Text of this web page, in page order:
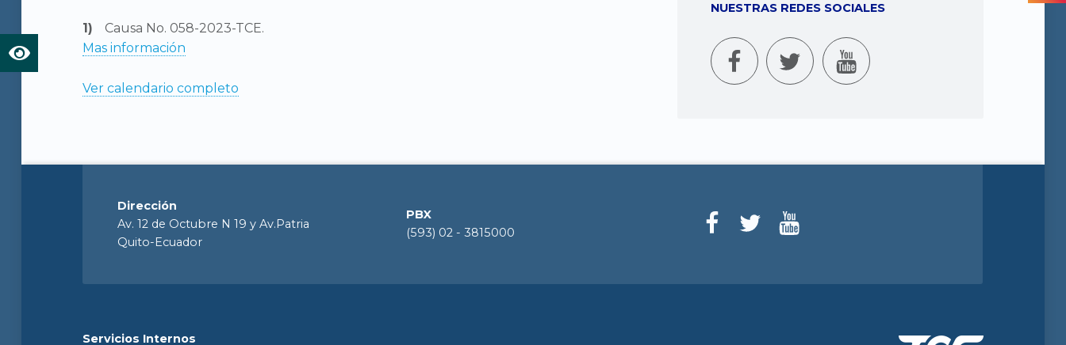
Causa No. 058-2023-TCE.
Mas información
Ver calendario completo
NUESTRAS REDES SOCIALES
Dirección
Av. 12 de Octubre N 19 y Av.Patria
Quito-Ecuador
PBX
(593) 02 - 3815000
Servicios Internos